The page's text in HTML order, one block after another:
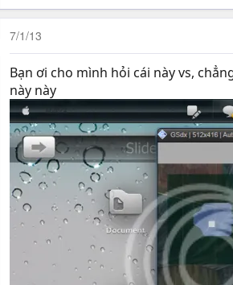
7/1/13
Bạn ơi cho mình hỏi cái này vs,
này này